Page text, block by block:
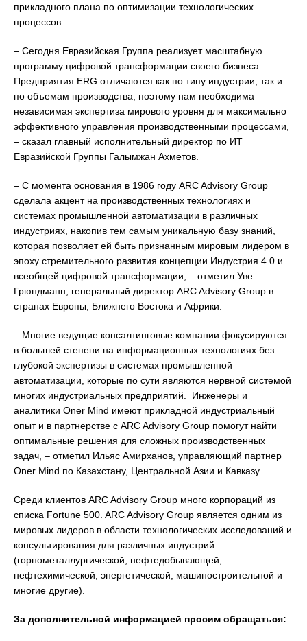
прикладного плана по оптимизации технологических
процессов.
– Сегодня Евразийская Группа реализует масштабную
программу цифровой трансформации своего бизнеса.
Предприятия ERG отличаются как по типу индустрии, так и
по объемам производства, поэтому нам необходима
независимая экспертиза мирового уровня для максимально
эффективного управления производственными процессами,
– сказал главный исполнительный директор по ИТ
Евразийской Группы Галымжан Ахметов.
– С момента основания в 1986 году ARC Advisory Group
сделала акцент на производственных технологиях и
системах промышленной автоматизации в различных
индустриях, накопив тем самым уникальную базу знаний,
которая позволяет ей быть признанным мировым лидером в
эпоху стремительного развития концепции Индустрия 4.0 и
всеобщей цифровой трансформации, – отметил Уве
Грюндманн, генеральный директор ARC Advisory Group в
странах Европы, Ближнего Востока и Африки.
– Многие ведущие консалтинговые компании фокусируются
в большей степени на информационных технологиях без
глубокой экспертизы в системах промышленной
автоматизации, которые по сути являются нервной системой
многих индустриальных предприятий. Инженеры и
аналитики Oner Mind имеют прикладной индустриальный
опыт и в партнерстве с ARC Advisory Group помогут найти
оптимальные решения для сложных производственных
задач, – отметил Ильяс Амирханов, управляющий партнер
Oner Mind по Казахстану, Центральной Азии и Кавказу.
Среди клиентов ARC Advisory Group много корпораций из
списка Fortune 500. ARC Advisory Group является одним из
мировых лидеров в области технологических исследований и
консультирования для различных индустрий
(горнометаллургической, нефтедобывающей,
нефтехимической, энергетической, машиностроительной и
многие другие).
За дополнительной информацией просим обращаться: